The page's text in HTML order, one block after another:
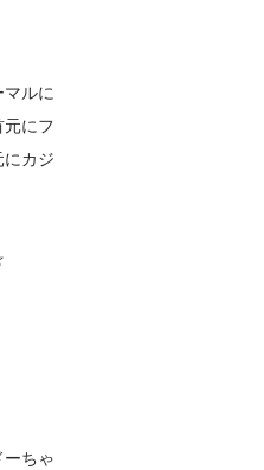
ルに
にフ
カジ
ちゃ